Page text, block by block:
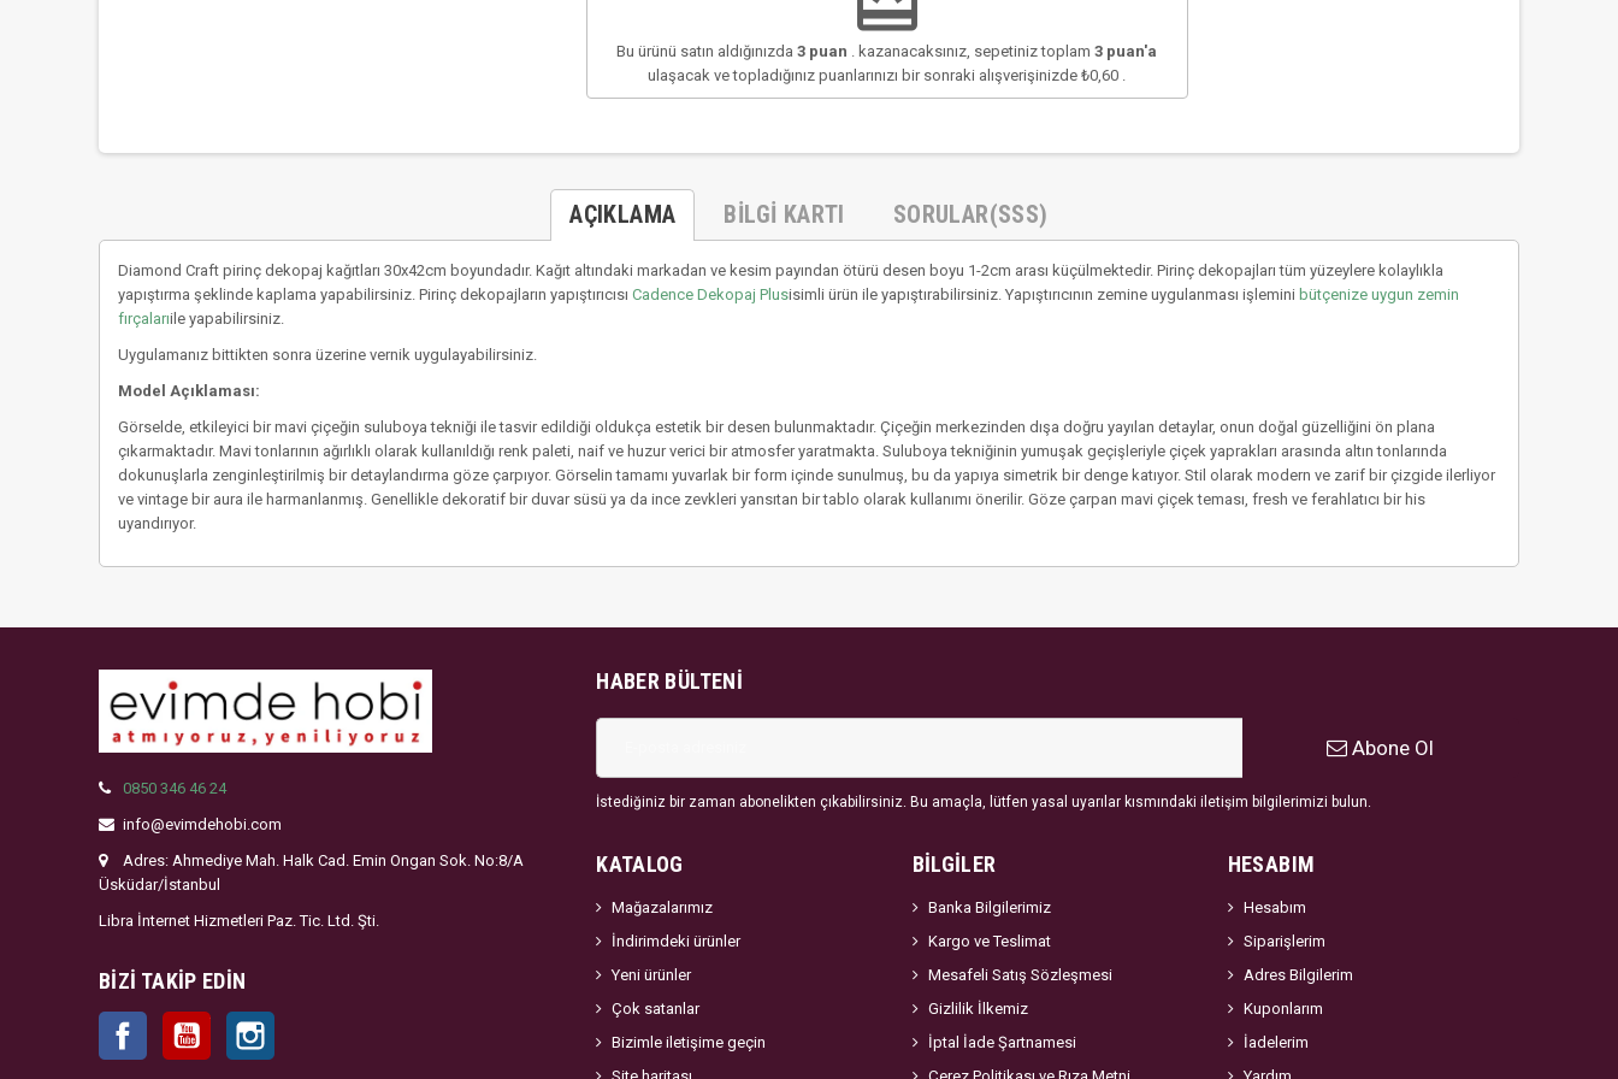
Bu ürünü satın aldığınızda3 puan . kazanacaksınız, sepetiniz toplam3 puan'a
ulaşacak ve topladığınız puanlarınızı bir sonraki alışverişinizde₺0,60
AÇIKLAMA BILGI KARTI SORULAR(SSS)
Diamond Craft pirinç dekopaj kağıtları 30x42cm boyundadır. Kağıt altındaki markadan ve kesim payından ötürü desen boyu 1-2cm arası küçülmektedir. Pirinç dekopajları tüm yüzeylere kolaylıkla
yapıştırma şeklinde kaplama yapabilirsiniz. Pirinç dekopajların yapıştırıcısı Cadence Dekopaj Plusisimli ürün ile yapıştırabilirsiniz. Yapıştırıcının zemine uygulanması işlemini bütçenize uygun zemin
fırçalarıile yapabilirsiniz.
Uygulamanız bittikten sonra üzerine vernik uygulayabilirsiniz.
Model Açıklaması:
Görselde, etkileyici bir mavi çiçeğin suluboya tekniği ile tasvir edildiği oldukça estetik bir desen bulunmaktadır. Çiçeğin merkezinden dışa doğru yayılan detaylar, onun doğal güzelliğini ön plana
çıkarmaktadır. Mavi tonlarının ağırlıklı olarak kullanıldığı renk paleti, naif ve huzur verici bir atmosfer yaratmakta. Suluboya tekniğinin yumuşak geçişleriyle çiçek yaprakları arasında altın tonlarında
dokunuşlarla zenginleştirilmiş bir detaylandırma göze çarpıyor. Görselin tamamı yuvarlak bir form içinde sunulmuş, bu da yapıya simetrik bir denge katıyor. Stil olarak modern ve zarif bir çizgide ilerliyor
ve vintage bir aura ile harmanlanmış. Genellikle dekoratif bir duvar süsü ya da ince zevkleri yansıtan bir tablo olarak kullanımı önerilir. Göze çarpan mavi çiçek teması, fresh ve ferahlatıcı bir his
uyandırıyor.
0850 346 46 24
info@evimdehobi.com
Adres: Ahmediye Mah. Halk Cad. Emin Ongan Sok. No:8/A
Üsküdar/İstanbul
Libra İnternet Hizmetleri Paz. Tic. Ltd. Şti.
BIZI TAKIP EDIN
Facebook YouTube
HABER BÜLTENI
Abone Ol
İstediğiniz bir zaman abonelikten çıkabilirsiniz. Bu amaçla, lütfen yasal uyarılar kısmındaki iletişim bilgilerimizi bulun.
KATALOG
Mağazalarımız
İndirimdeki ürünler
Yeni ürünler
Çok satanlar
Bizimle iletişime geçin
BİLGİLER
Banka Bilgilerimiz
Kargo ve Teslimat
Mesafeli Satış Sözleşmesi
Gizlilik İlkemiz
İptal İade Şartnamesi
HESABIM
Hesabım
Siparişlerim
Adres Bilgilerim
Kuponlarım
İadelerim